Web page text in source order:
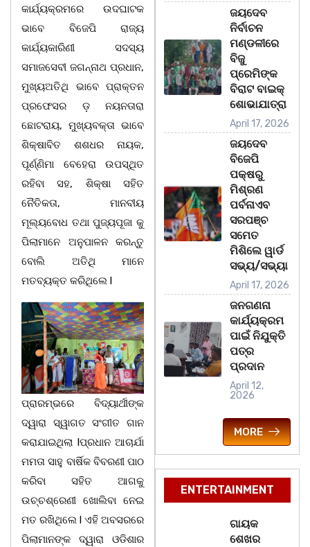
କାର୍ଯ୍ୟକ୍ରମରେ ଉଦଘାଟକ
ଭାବେ ବିଜେପି ରାଜ୍ୟ
କାର୍ଯ୍ୟକାରିଣୀ ସଦସ୍ୟ
ସମାଜସେବୀ ଜଗନ୍ନାଥ ପ୍ରଧାନ,
ମୁଖ୍ୟଅତିଥି ଭାବେ ପ୍ରାକ୍ତନ
ପ୍ରଫେସର ଡ଼ ନୟନତାରା
ଛୋଟରାୟ, ମୁଖ୍ୟବକ୍ତା ଭାବେ
ଶିକ୍ଷାବିତ ଶଶଧର ନାୟକ,
ପୂର୍ଣ୍ଣିମା ବେହେରା ଉପସ୍ଥିତ
ରହିବା ସହ, ଶିକ୍ଷା ସହିତ
ନୈତିକତା, ମାନବୀୟ
ମୂଲ୍ୟବୋଧ ତଥା ପୁଜ୍ୟପୂଜା କୁ
ପିଲାମାନେ ଅନୁପାଳନ କରନ୍ତୁ
ବୋଲି ଅତିଥି ମାନେ
ମତବ୍ୟକ୍ତ କରିଥିଲେ l
ପ୍ରାରମ୍ଭରେ ବିଦ୍ୟାର୍ଥୀଙ୍କ
ଦ୍ୱାରା ସ୍ୱାଗତ ସଂଗୀତ ଗାନ
କରାଯାଇଥିଲା lପ୍ରଧାନ ଆଚାର୍ଯା
ମମତା ସାହୁ ବାର୍ଷିକ ବିବରଣୀ ପାଠ
କରିବା ସହିତ ଆଗକୁ
ଉଚ୍ଚଶ୍ରେଣୀ ଖୋଲିବା ନେଇ
ମତ ରଖିଥିଲେ l ଏହି ଅବସରରେ
ପିଲାମାନଙ୍କ ଦ୍ୱାରା ଓଡିଶାର
ଜୟଦେବ
ନିର୍ବାଚନ
ମଣ୍ଡଳୀରେ
ବିଜୁ
ପ୍ରେମିଙ୍କ
ବିରାଟ ବାଇକ୍
ଶୋଭାଯାତ୍ରା
April 17, 2026
ଜୟଦେବ
ବିଜେପି
ପକ୍ଷରୁ
ମିଶ୍ରଣ
ପର୍ବନାଏବ
ସରପଞ୍ଚ
ସମେତ
ମିଶିଲେ ୱାର୍ଡ
ସଭ୍ୟ/ସଭ୍ୟା
April 17, 2026
ଜନଗଣନା
କାର୍ଯ୍ୟକ୍ରମ
ପାଇଁ ନିଯୁକ୍ତି
ପତ୍ର
ପ୍ରଦାନ
April 12,
2026
MORE
ENTERTAINMENT
ଗାୟକ
ଶେଖର